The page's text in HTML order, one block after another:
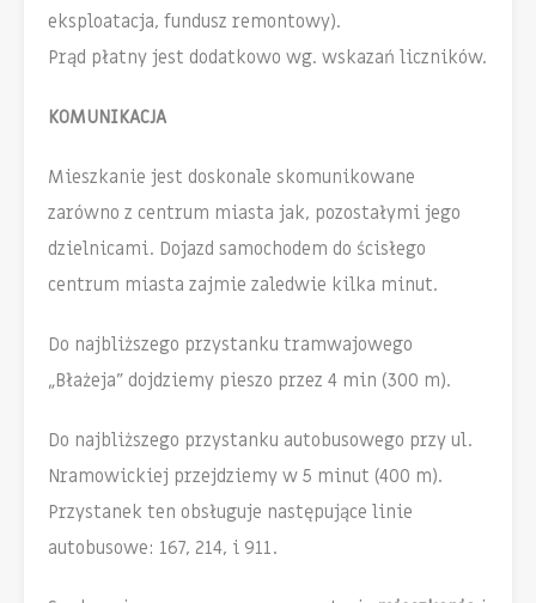
eksploatacja, fundusz remontowy).
Prąd płatny jest dodatkowo wg. wskazań liczników.
KOMUNIKACJA
Mieszkanie jest doskonale skomunikowane
zarówno z centrum miasta jak, pozostałymi jego
dzielnicami. Dojazd samochodem do ścisłego
centrum miasta zajmie zaledwie kilka minut.
Do najbliższego przystanku tramwajowego
„Błażeja” dojdziemy pieszo przez 4 min (300 m).
Do najbliższego przystanku autobusowego przy ul.
Nramowickiej przejdziemy w 5 minut (400 m).
Przystanek ten obsługuje następujące linie
autobusowe: 167, 214, i 911.